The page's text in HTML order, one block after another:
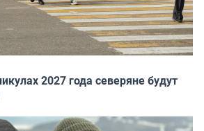
2027 года северяне будут